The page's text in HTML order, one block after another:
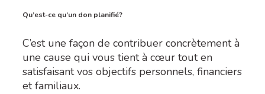
Qu’est-ce qu’un don planifié?
C’est une façon de contribuer concrètement à
une cause qui vous tient à cœur tout en
satisfaisant vos objectifs personnels, financiers
et familiaux.